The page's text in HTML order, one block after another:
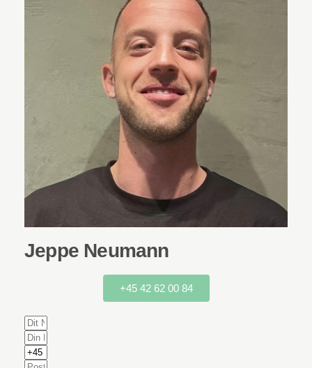
Jeppe Neumann
+45 42 62 00 84